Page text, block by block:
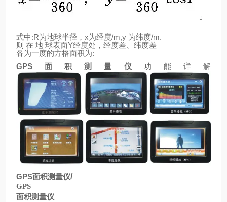
式中:R为地球半径， x为经度/m,y 为纬度/m.
则 在 地 球表面Y经度处，经度差、纬度差
各为一度的方格面积为:
GPS 面积测量仪 功能详解
GPS面积测量仪/
GPS
面积测量仪